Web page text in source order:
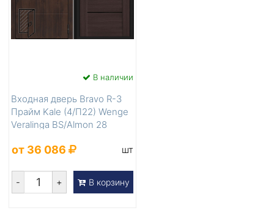
В наличии
Входная дверь Bravo R-3
Прайм Kale (4/П22) Wenge
Veralinga BS/Almon 28
от 36 086 шт
- + В корзину